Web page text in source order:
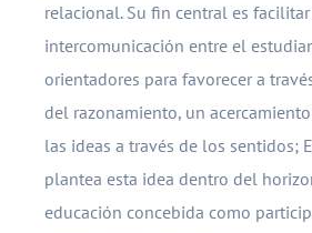
relacional. Su fin central es
intercomunicación entre el
orientadores para favorecer a
del razonamiento, un
las ideas a través de los sentidos;
plantea esta idea dentro del
educación concebida como